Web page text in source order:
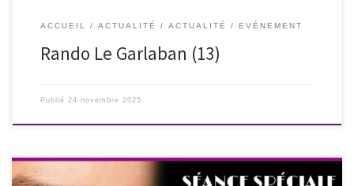
ACCUEIL ACTUALITÉ ACTUALITÉ EVÉNEMENT
Rando Le Garlaban (13)
Publié 24 novembre 2025